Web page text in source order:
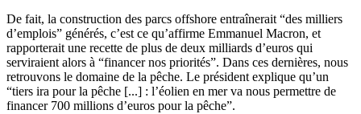
De fait, la construction des parcs offshore entraînerait “des milliers
d’emplois” générés, c’est ce qu’affirme Emmanuel Macron, et
rapporterait une recette de plus de deux milliards d’euros qui
serviraient alors à “financer nos priorités”. Dans ces dernières, nous
retrouvons le domaine de la pêche. Le président explique qu’un
“tiers ira pour la pêche [...] : l’éolien en mer va nous permettre de
financer 700 millions d’euros pour la pêche”.